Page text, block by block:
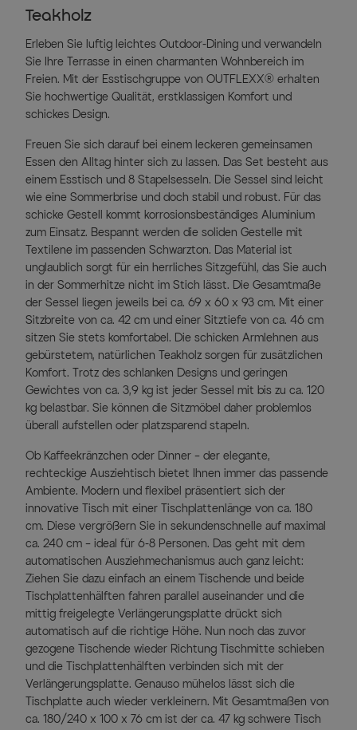
Teakholz
Erleben Sie luftig leichtes Outdoor-Dining und verwandeln
Sie Ihre Terrasse in einen charmanten Wohnbereich im
Freien. Mit der Esstischgruppe von OUTFLEXX® erhalten
Sie hochwertige Qualität, erstklassigen Komfort und
schickes Design.
Freuen Sie sich darauf bei einem leckeren gemeinsamen
Essen den Alltag hinter sich zu lassen. Das Set besteht aus
einem Esstisch und 8 Stapelsesseln. Die Sessel sind leicht
wie eine Sommerbrise und doch stabil und robust. Für das
schicke Gestell kommt korrosionsbeständiges Aluminium
zum Einsatz. Bespannt werden die soliden Gestelle mit
Textilene im passenden Schwarzton. Das Material ist
unglaublich sorgt für ein herrliches Sitzgefühl, das Sie auch
in der Sommerhitze nicht im Stich lässt. Die Gesamtmaße
der Sessel liegen jeweils bei ca. 69 x 60 x 93 cm. Mit einer
Sitzbreite von ca. 42 cm und einer Sitztiefe von ca. 46 cm
sitzen Sie stets komfortabel. Die schicken Armlehnen aus
gebürstetem, natürlichen Teakholz sorgen für zusätzlichen
Komfort. Trotz des schlanken Designs und geringen
Gewichtes von ca. 3,9 kg ist jeder Sessel mit bis zu ca. 120
kg belastbar. Sie können die Sitzmöbel daher problemlos
überall aufstellen oder platzsparend stapeln.
Ob Kaffeekränzchen oder Dinner – der elegante,
rechteckige Ausziehtisch bietet Ihnen immer das passende
Ambiente. Modern und flexibel präsentiert sich der
innovative Tisch mit einer Tischplattenlänge von ca. 180
cm. Diese vergrößern Sie in sekundenschnelle auf maximal
ca. 240 cm – ideal für 6-8 Personen. Das geht mit dem
automatischen Ausziehmechanismus auch ganz leicht:
Ziehen Sie dazu einfach an einem Tischende und beide
Tischplattenhälften fahren parallel auseinander und die
mittig freigelegte Verlängerungsplatte drückt sich
automatisch auf die richtige Höhe. Nun noch das zuvor
gezogene Tischende wieder Richtung Tischmitte schieben
und die Tischplattenhälften verbinden sich mit der
Verlängerungsplatte. Genauso mühelos lässt sich die
Tischplatte auch wieder verkleinern. Mit Gesamtmaßen von
ca. 180/240 x 100 x 76 cm ist der ca. 47 kg schwere Tisch